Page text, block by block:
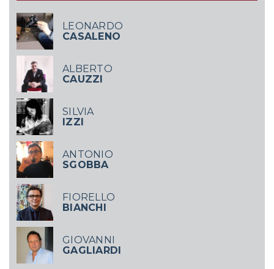
LEONARDO
CASALENO
ALBERTO
CAUZZI
SILVIA
IZZI
ANTONIO
SGOBBA
FIORELLO
BIANCHI
GIOVANNI
GAGLIARDI